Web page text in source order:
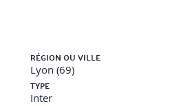
commerciale adaptée
RÉGION OU VILLE
Lyon (69)
TYPE
Inter